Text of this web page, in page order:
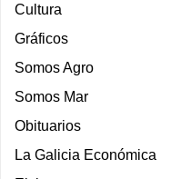
Cultura
Gráficos
Somos Agro
Somos Mar
Obituarios
La Galicia Económica